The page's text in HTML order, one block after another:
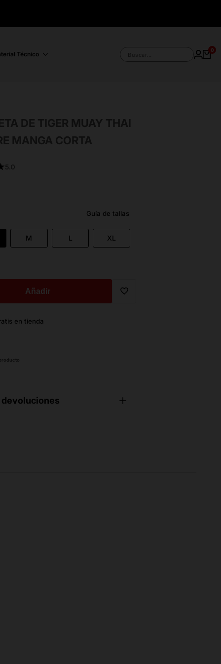
Técnico
0
DE TIGER MUAY THAI
MANGA CORTA
5.0
Guía de tallas
M L XL
Añadir
en tienda